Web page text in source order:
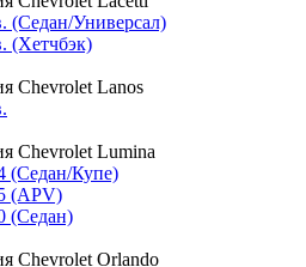
(Седан/Универсал)
(Хетчбэк)
Chevrolet Lanos
Chevrolet Lumina
(Седан/Купе)
(APV)
(Седан)
Chevrolet Orlando